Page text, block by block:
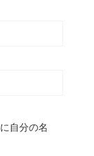
自分の名